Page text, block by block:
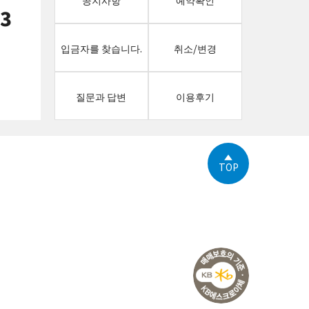
입금자를 찾습니다. 취소/변경
질문과 답변 이용후기
TOP